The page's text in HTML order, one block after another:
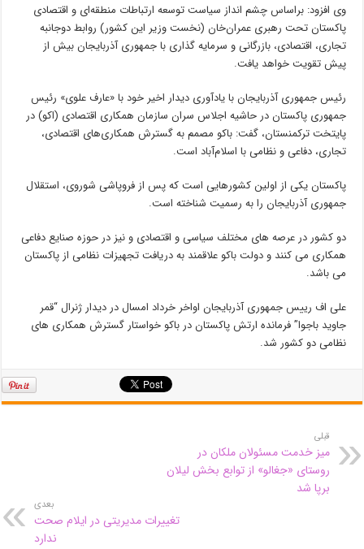
وی افزود: براساس چشم انداز سیاست توسعه ارتباطات منطقه‌ای و اقتصادی
پاکستان تحت رهبری عمران‌خان (نخست وزیر این کشور) روابط دوجانبه
تجاری، اقتصادی، بازرگانی و سرمایه گذاری با جمهوری آذربایجان بیش از
پیش تقویت خواهد یافت.
رئیس جمهوری آذربایجان با یادآوری دیدار اخیر خود با «عارف علوی» رئیس
جمهوری پاکستان در حاشیه اجلاس سران سازمان همکاری اقتصادی (اکو) در
پایتخت ترکمنستان، گفت: باکو مصمم به گسترش همکاری‌های اقتصادی،
تجاری، دفاعی و نظامی با اسلام‌آباد است.
پاکستان یکی از اولین کشورهایی است که پس از فروپاشی شوروی، استقلال
جمهوری آذربایجان را به رسمیت شناخته است.
دو کشور در عرصه های مختلف سیاسی و اقتصادی و نیز در حوزه صنایع دفاعی
همکاری می کنند و دولت باکو علاقمند به دریافت تجهیزات نظامی از پاکستان
می باشد.
علی اف رییس جمهوری آذربایجان اواخر خرداد امسال در دیدار ژنرال “قمر
جاوید باجوا” فرمانده ارتش پاکستان در باکو خواستار گسترش همکاری های
نظامی دو کشور شد.
قبلی
میز خدمت مسئولان ملکان در
روستای «جغالو» از توابع بخش لیلان
برپا شد
بعدی
تغییرات مدیریتی در ایلام صحت
ندارد